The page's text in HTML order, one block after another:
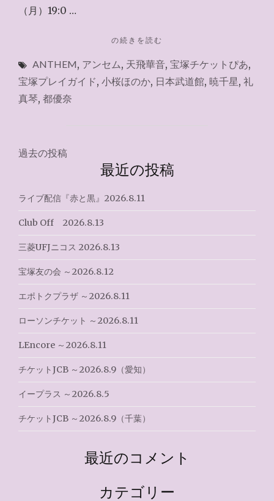
（月）19:0 …
"チ
ッ
ト
の続きを読む
ANTHEM, アンセム, 天飛華音, 宝塚チケットぴあ,
宝塚プレイガイド, 小桜ほのか, 日本武道館, 暁千星, 礼
真琴, 都優奈
投
ナ
ビ
ゲ
ー
シ
ョ
ン
過去の投稿
最近の投稿
ライブ配信『赤と黒』2026.8.11
Club Off 2026.8.13
三菱UFJニコス 2026.8.13
宝塚友の会 ～2026.8.12
エポトクプラザ ～2026.8.11
ローソンチケット ～2026.8.11
LEncore ～2026.8.11
チケットJCB ～2026.8.9（愛知）
イープラス ～2026.8.5
チケットJCB ～2026.8.9（千葉）
最近のコメント
カテゴリー